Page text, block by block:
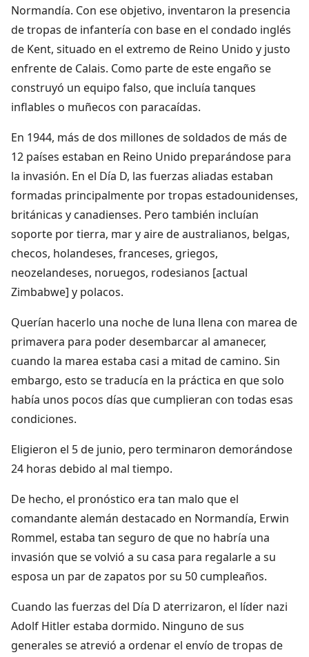
Normandía. Con ese objetivo, inventaron la presencia
de tropas de infantería con base en el condado inglés
de Kent, situado en el extremo de Reino Unido y justo
enfrente de Calais. Como parte de este engaño se
construyó un equipo falso, que incluía tanques
inflables o muñecos con paracaídas.
En 1944, más de dos millones de soldados de más de
12 países estaban en Reino Unido preparándose para
la invasión. En el Día D, las fuerzas aliadas estaban
formadas principalmente por tropas estadounidenses,
británicas y canadienses. Pero también incluían
soporte por tierra, mar y aire de australianos, belgas,
checos, holandeses, franceses, griegos,
neozelandeses, noruegos, rodesianos [actual
Zimbabwe] y polacos.
Querían hacerlo una noche de luna llena con marea de
primavera para poder desembarcar al amanecer,
cuando la marea estaba casi a mitad de camino. Sin
embargo, esto se traducía en la práctica en que solo
había unos pocos días que cumplieran con todas esas
condiciones.
Eligieron el 5 de junio, pero terminaron demorándose
24 horas debido al mal tiempo.
De hecho, el pronóstico era tan malo que el
comandante alemán destacado en Normandía, Erwin
Rommel, estaba tan seguro de que no habría una
invasión que se volvió a su casa para regalarle a su
esposa un par de zapatos por su 50 cumpleaños.
Cuando las fuerzas del Día D aterrizaron, el líder nazi
Adolf Hitler estaba dormido. Ninguno de sus
generales se atrevió a ordenar el envío de tropas de